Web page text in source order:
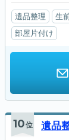
遺品整理 生
部屋片付け
10位 遺品